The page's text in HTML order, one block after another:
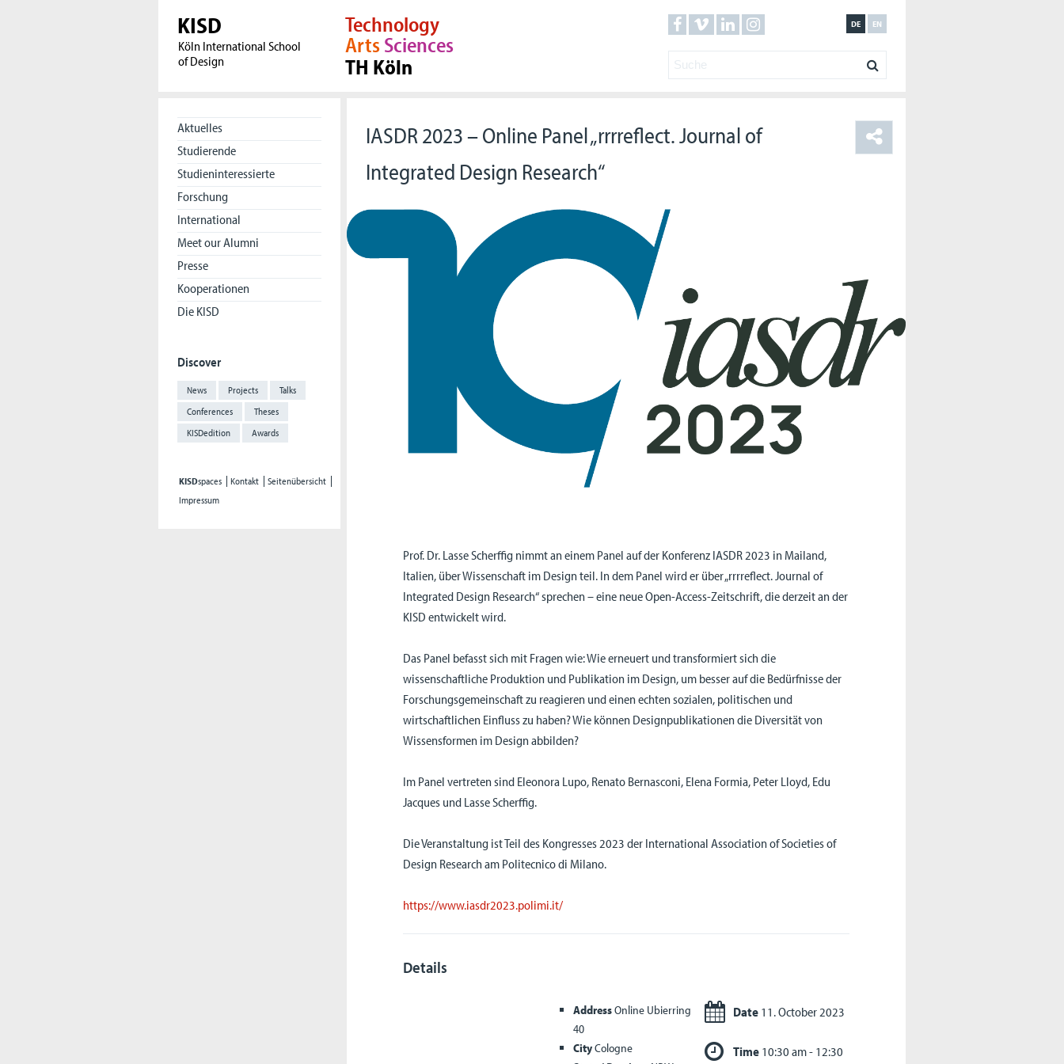
KISD
Köln International School
of Design
EN
DE
Technology
ArtsSciences
TH Köln
Aktuelles
Studierende
Studieninteressierte
Forschung
International
Meet our Alumni
Presse
Kooperationen
Die KISD
Discover
News Projects
Talks
Conferences
Theses
KISDedition
Awards
KISDspaces Kontakt
Seitenübersicht
Impressum
IASDR 2023 – Online Panel „rrrreflect. Journal of
Integrated Design Research“
Prof. Dr. Lasse Scherffig nimmt an einem Panel auf der Konferenz IASDR 2023 in Mailand,
Italien, über Wissenschaft im Design teil. In dem Panel wird er über „rrrreflect. Journal of
Integrated Design Research“ sprechen – eine neue Open-Access-Zeitschrift, die derzeit an der
KISD entwickelt wird.
Das Panel befasst sich mit Fragen wie: Wie erneuert und transformiert sich die
wissenschaftliche Produktion und Publikation im Design, um besser auf die Bedürfnisse der
Forschungsgemeinschaft zu reagieren und einen echten sozialen, politischen und
wirtschaftlichen Einfluss zu haben? Wie können Designpublikationen die Diversität von
Wissensformen im Design abbilden?
Im Panel vertreten sind Eleonora Lupo, Renato Bernasconi, Elena Formia, Peter Lloyd, Edu
Jacques und Lasse Scherffig.
Die Veranstaltung ist Teil des Kongresses 2023 der International Association of Societies of
Design Research am Politecnico di Milano.
https://www.iasdr2023.polimi.it/
Details
AddressOnline Ubierring
40
CityCologne
Date 11. October 2023
Time 10:30 am - 12:30